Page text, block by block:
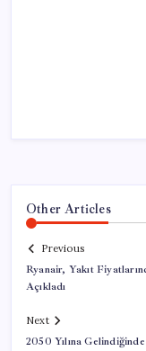
Other Articles
Previous
Ryanair, Yakıt
Açıkladı
Next
2050 Yılına